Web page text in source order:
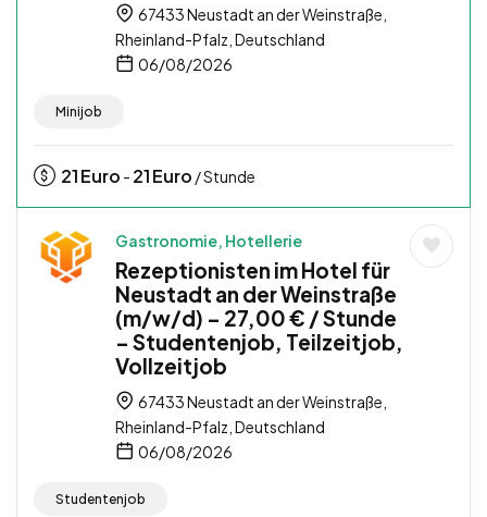
67433 Neustadt an der Weinstraße,
Rheinland-Pfalz, Deutschland
06/08/2026
Minijob
21Euro - 21Euro / Stunde
Gastronomie, Hotellerie
Rezeptionisten im Hotel für
Neustadt an der Weinstraße
(m/w/d) – 27,00 € / Stunde
– Studentenjob, Teilzeitjob,
Vollzeitjob
67433 Neustadt an der Weinstraße,
Rheinland-Pfalz, Deutschland
06/08/2026
Studentenjob